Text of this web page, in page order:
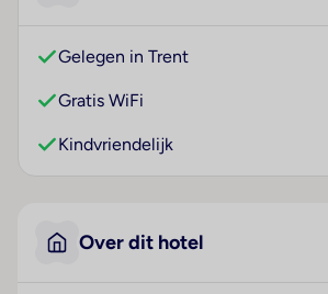
Gelegen in Trent
Gratis WiFi
Kindvriendelijk
Over dit hotel